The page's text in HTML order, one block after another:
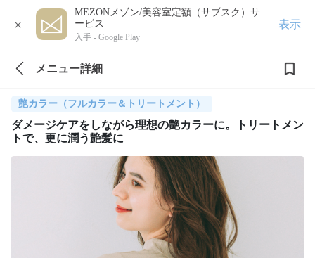
×
MEZONメゾン/美容室定額（サブスク）サ
ービス
入手 - Google Play
表示
メニュー詳細
艶カラー（フルカラー＆トリートメント）
ダメージケアをしながら理想の艶カラーに。トリートメン
トで、更に潤う艶髪に